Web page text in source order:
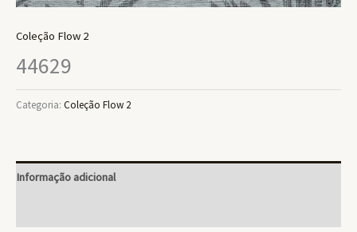
Coleção Flow 2
44629
Categoria: Coleção Flow 2
Informação adicional